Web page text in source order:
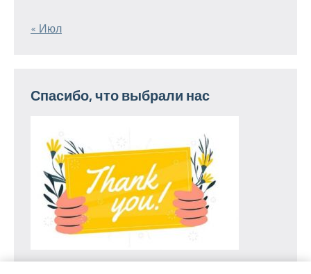
« Июл
Спасибо, что выбрали нас